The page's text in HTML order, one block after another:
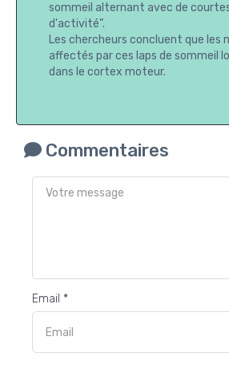
sommeil alternant avec de
d'activité”.
Les chercheurs concluent que les
affectés par ces laps de sommeil
dans le cortex moteur.
Commentaires
Email *